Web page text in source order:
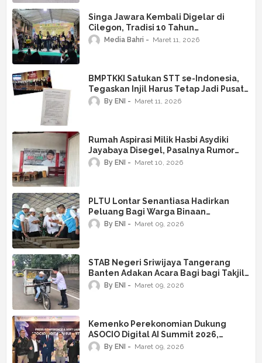
Singa Jawara Kembali Digelar di
Cilegon, Tradisi 10 Tahun
Melestarikan Silat dan Budaya Banten
Media Bahri Maret 11, 2026
BMPTKKI Satukan STT se-Indonesia,
Tegaskan Injil Harus Tetap Jadi Pusat
Gereja dan Akademik
By ENI Maret 11, 2026
Rumah Aspirasi Milik Hasbi Asydiki
Jayabaya Disegel, Pasalnya Rumor
Beredar Diduga Dijadikan Tempat
By ENI Maret 10, 2026
PLTU Lontar Senantiasa Hadirkan
Peluang Bagi Warga Binaan
Pemasyarakatan (WBP) Lapas Kelas 1
By ENI Maret 09, 2026
STAB Negeri Sriwijaya Tangerang
Banten Adakan Acara Bagi bagi Takjil
Dan Buka Puasa bersama Darma
By ENI Maret 09, 2026
Kemenko Perekonomian Dukung
ASOCIO Digital AI Summit 2026,
Jakarta Siap Jadi Pusat Kolaborasi AI
By ENI Maret 09, 2026